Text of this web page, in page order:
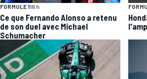
FORMULE 116 h
Ce que Fernando Alonso a retenu
de son duel avec Michael
Schumacher